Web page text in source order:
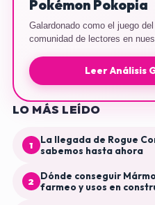
Pokémon Pokopia
Galardonado como el juego
comunidad de lectores en
Leer Análisis
LO MÁS LEÍDO
1
La llegada de Rogue
sabemos hasta ahora
2
Dónde conseguir
farmeo y usos en